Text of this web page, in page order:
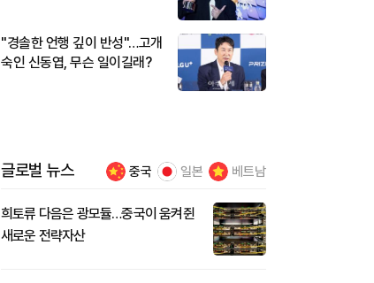
"경솔한 언행 깊이 반성"…고개
숙인 신동엽, 무슨 일이길래?
글로벌 뉴스 중국 일본 베트남
희토류 다음은 광모듈…중국이 움켜쥔
새로운 전략자산